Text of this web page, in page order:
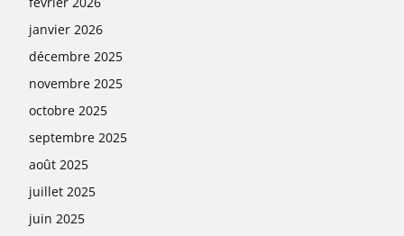
janvier 2026
décembre 2025
novembre 2025
octobre 2025
septembre 2025
août 2025
juillet 2025
juin 2025